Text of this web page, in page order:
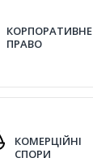
КОРПОРАТИВНЕ
ПРАВО
КОМЕРЦІЙНІ
СПОРИ